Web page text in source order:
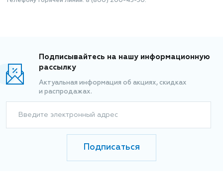
Подписывайтесь на нашу информационную
рассылку
Актуальная информация об акциях, скидках
и распродажах.
Введите электронный адрес
Подписаться